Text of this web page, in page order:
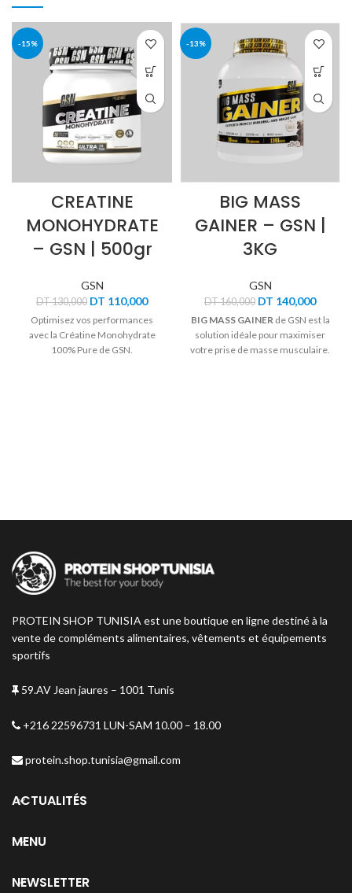
-15%
CREATINE
MONOHYDRATE
– GSN | 500gr
GSN
DT130,000 Le
initial
était :
DT 130,000.
DT 110,000Le
est :
DT 110,000.
Optimisez vos performances
avec la Créatine Monohydrate
100% Pure de GSN.
-13%
BIG MASS
GAINER – GSN |
3KG
GSN
DT160,000 Le
prix
était :
DT 160,000.
DT 140,000Le
prix
est :
DT
BIG MASS GAINERde GSN est la
solution idéale pour maximiser
votre prise de masse musculaire.
PROTEIN SHOP TUNISIA est une boutique en ligne destiné à la
vente de compléments alimentaires, vêtements et équipements
sportifs
59.AV Jean jaures – 1001 Tunis
+216 22596731 LUN-SAM 10.00 – 18.00
protein.shop.tunisia@gmail.com
ACTUALITÉS
MENU
NEWSLETTER